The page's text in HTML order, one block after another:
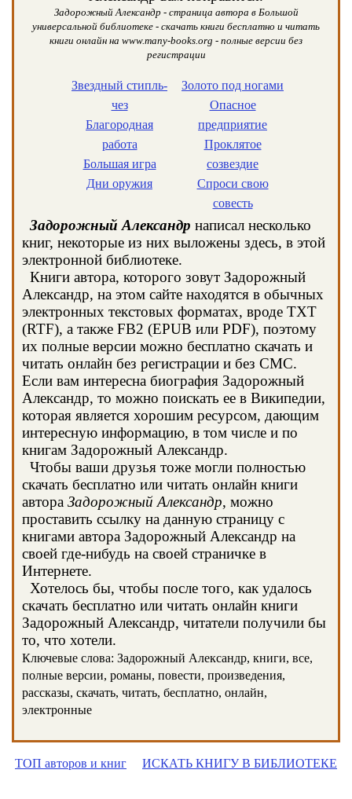
Задорожный Александр - страница автора в Большой
универсальной библиотеке - скачать книги бесплатно и читать
книги онлайн на www.many-books.org - полные версии без
регистрации
Звездный стипль-
чез
Благородная
работа
Большая игра
Дни оружия
Золото под ногами
Опасное
предприятие
Проклятое
созвездие
Спроси свою
совесть
Задорожный Александр написал несколько
книг, некоторые из них выложены здесь, в этой
электронной библиотеке.
Книги автора, которого зовут Задорожный
Александр, на этом сайте находятся в обычных
электронных текстовых форматах, вроде TXT
(RTF), а также FB2 (EPUB или PDF), поэтому
их полные версии можно бесплатно скачать и
читать онлайн без регистрации и без СМС.
Если вам интересна биография Задорожный
Александр, то можно поискать ее в Википедии,
которая является хорошим ресурсом, дающим
интересную информацию, в том числе и по
книгам Задорожный Александр.
Чтобы ваши друзья тоже могли полностью
скачать бесплатно или читать онлайн книги
автора Задорожный Александр, можно
проставить ссылку на данную страницу с
книгами автора Задорожный Александр на
своей где-нибудь на своей страничке в
Интернете.
Хотелось бы, чтобы после того, как удалось
скачать бесплатно или читать онлайн книги
Задорожный Александр, читатели получили бы
то, что хотели.
Ключевые слова: Задорожный Александр, книги, все,
полные версии, романы, повести, произведения,
рассказы, скачать, читать, бесплатно, онлайн,
электронные
ТОП авторов и книг ИСКАТЬ КНИГУ В БИБЛИОТЕКЕ